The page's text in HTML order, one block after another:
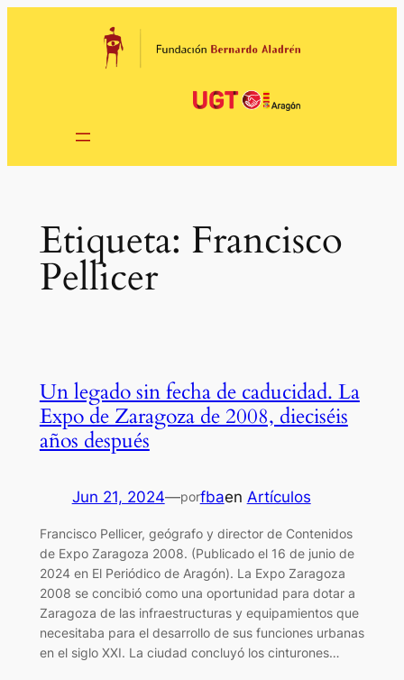
Etiqueta: Francisco
Pellicer
Un legado sin fecha de caducidad. La
Expo de Zaragoza de 2008, dieciséis
años después
Jun 21, 2024—porfbaen Artículos
Francisco Pellicer, geógrafo y director de Contenidos
de Expo Zaragoza 2008. (Publicado el 16 de junio de
2024 en El Periódico de Aragón). La Expo Zaragoza
2008 se concibió como una oportunidad para dotar a
Zaragoza de las infraestructuras y equipamientos que
necesitaba para el desarrollo de sus funciones urbanas
en el siglo XXI. La ciudad concluyó los cinturones…